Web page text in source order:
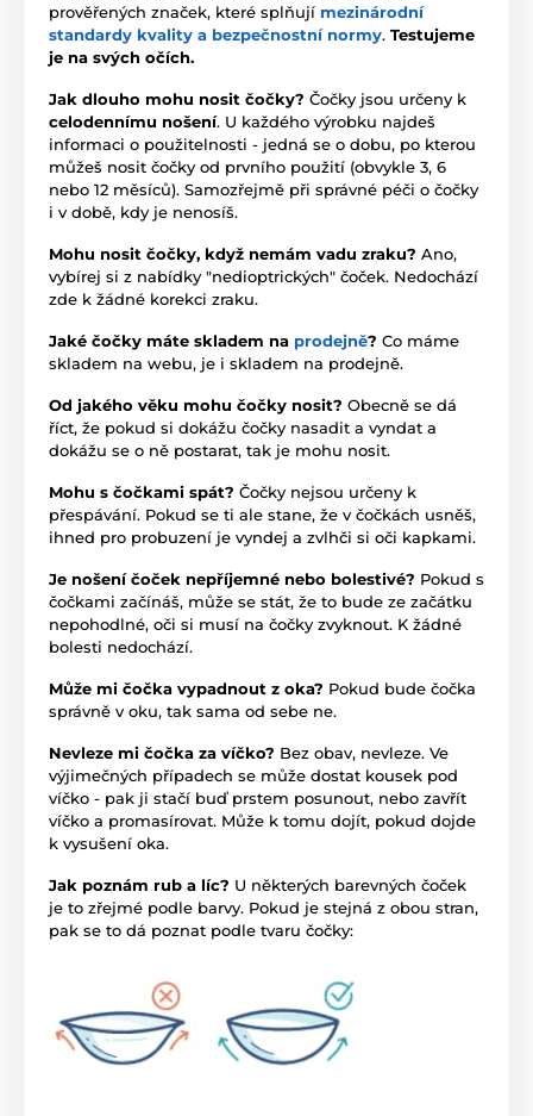
prověřených značek, které splňují mezinárodní
standardy kvality a bezpečnostní normy. Testujeme
je na svých očích.
Jak dlouho mohu nosit čočky? Čočky jsou určeny k
celodennímu nošení. U každého výrobku najdeš
informaci o použitelnosti - jedná se o dobu, po kterou
můžeš nosit čočky od prvního použití (obvykle 3, 6
nebo 12 měsíců). Samozřejmě při správné péči o čočky
i v době, kdy je nenosíš.
Mohu nosit čočky, když nemám vadu zraku? Ano,
vybírej si z nabídky "nedioptrických" čoček. Nedochází
zde k žádné korekci zraku.
Jaké čočky máte skladem na prodejně? Co máme
skladem na webu, je i skladem na prodejně.
Od jakého věku mohu čočky nosit? Obecně se dá
říct, že pokud si dokážu čočky nasadit a vyndat a
dokážu se o ně postarat, tak je mohu nosit.
Mohu s čočkami spát? Čočky nejsou určeny k
přespávání. Pokud se ti ale stane, že v čočkách usněš,
ihned pro probuzení je vyndej a zvlhči si oči kapkami.
Je nošení čoček nepříjemné nebo bolestivé? Pokud s
čočkami začínáš, může se stát, že to bude ze začátku
nepohodlné, oči si musí na čočky zvyknout. K žádné
bolesti nedochází.
Může mi čočka vypadnout z oka? Pokud bude čočka
správně v oku, tak sama od sebe ne.
Nevleze mi čočka za víčko? Bez obav, nevleze. Ve
výjimečných případech se může dostat kousek pod
víčko - pak ji stačí buď prstem posunout, nebo zavřít
víčko a promasírovat. Může k tomu dojít, pokud dojde
k vysušení oka.
Jak poznám rub a líc? U některých barevných čoček
je to zřejmé podle barvy. Pokud je stejná z obou stran,
pak se to dá poznat podle tvaru čočky: